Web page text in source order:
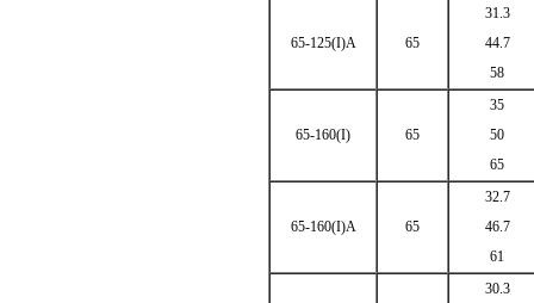
65-125(I)A 65
31.3
44.7
58
65-160(I) 65
35
50
65
65-160(I)A 65
32.7
46.7
61
30.3